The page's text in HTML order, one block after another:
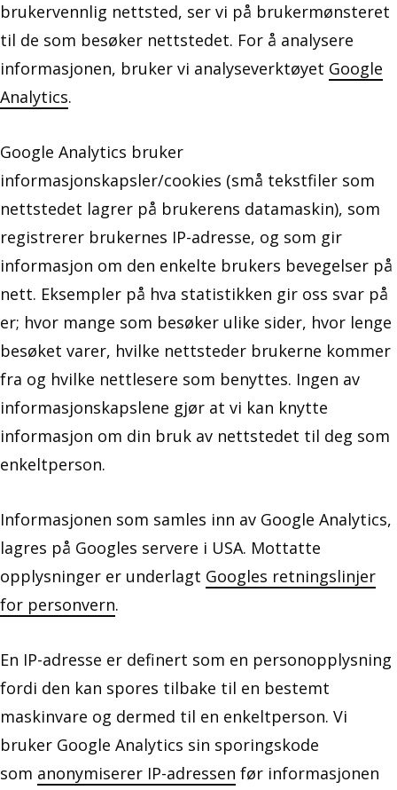
brukervennlig nettsted, ser vi på brukermønsteret
til de som besøker nettstedet. For å analysere
informasjonen, bruker vi analyseverktøyet Google
Analytics.
Google Analytics bruker
informasjonskapsler/cookies (små tekstfiler som
nettstedet lagrer på brukerens datamaskin), som
registrerer brukernes IP-adresse, og som gir
informasjon om den enkelte brukers bevegelser på
nett. Eksempler på hva statistikken gir oss svar på
er; hvor mange som besøker ulike sider, hvor lenge
besøket varer, hvilke nettsteder brukerne kommer
fra og hvilke nettlesere som benyttes. Ingen av
informasjonskapslene gjør at vi kan knytte
informasjon om din bruk av nettstedet til deg som
enkeltperson.
Informasjonen som samles inn av Google Analytics,
lagres på Googles servere i USA. Mottatte
opplysninger er underlagt Googles retningslinjer
for personvern.
En IP-adresse er definert som en personopplysning
fordi den kan spores tilbake til en bestemt
maskinvare og dermed til en enkeltperson. Vi
bruker Google Analytics sin sporingskode
som anonymiserer IP-adressen før informasjonen